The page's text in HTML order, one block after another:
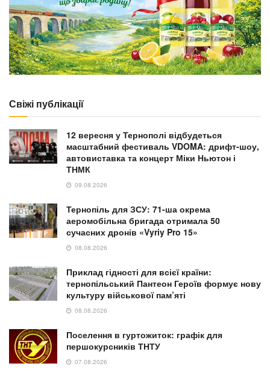
Свіжі публікації
12 вересня у Тернополі відбудеться
масштабний фестиваль VDOMA: дрифт-шоу,
автовиставка та концерт Міки Ньютон і
ТНМК
09.08.2026
Тернопіль для ЗСУ: 71-ша окрема
аеромобільна бригада отримала 50
сучасних дронів «Vyriy Pro 15»
08.08.2026
Приклад гідності для всієї країни:
тернопільський Пантеон Героїв формує нову
культуру військової пам’яті
08.08.2026
Поселення в гуртожиток: графік для
першокурсників ТНТУ
07.08.2026